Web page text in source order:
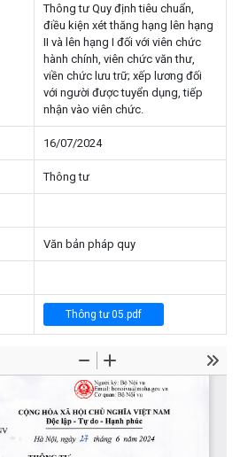
Thông tư Quy định tiêu chuẩn,
điều kiện xét thăng hạng lên hạng
II và lên hạng I đối với viên chức
hành chính, viên chức văn thư,
viền chức lưu trữ; xếp lương đối
với người được tuyển dụng, tiếp
nhận vào viên chức.
16/07/2024
Thông tư
Văn bản pháp quy
Thông tư 05.pdf